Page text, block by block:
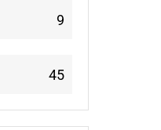
9
45